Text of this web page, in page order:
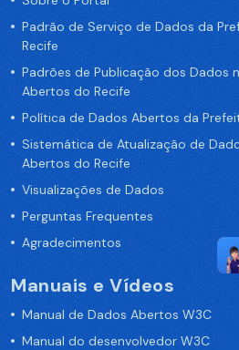
Padrão de Serviço de Dados da
Recife
Padrões de Publicação dos Dados
Abertos do Recife
Política de Dados Abertos da
Sistemática de Atualização de
Abertos do Recife
Visualizações de Dados
Perguntas Frequentes
Agradecimentos
Manuais e Vídeos
Manual de Dados Abertos W3C
Manual do desenvolvedor W3C